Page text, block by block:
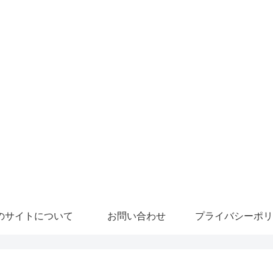
サイトについて お問い合わせ プライバシーポ